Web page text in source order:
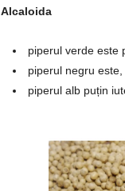
Alcaloida
piperul verde este
piperul negru
piperul alb puțin